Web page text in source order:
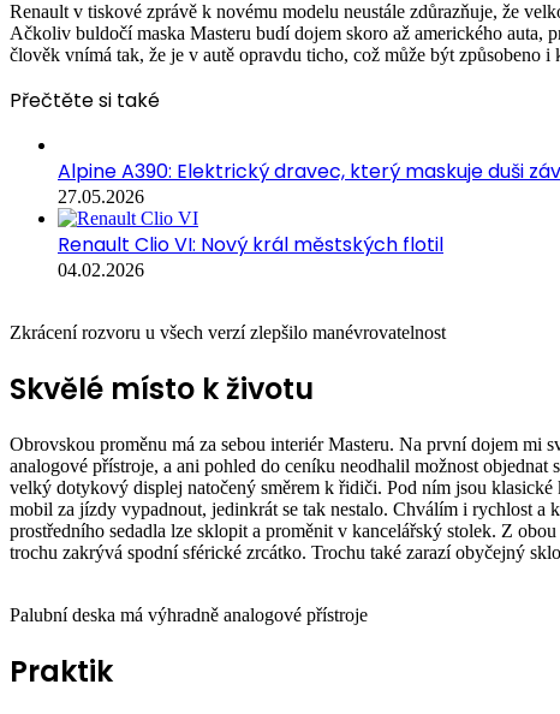
Renault v tiskové zprávě k novému modelu neustále zdůrazňuje, že
Ačkoliv buldočí maska Masteru budí dojem skoro až amerického auta,
člověk vnímá tak, že je v autě opravdu ticho, což může být způsobeno
Přečtěte si také
Alpine A390: Elektrický dravec, který maskuje duši
27.05.2026
Renault Clio VI: Nový král městských flotil
04.02.2026
Zkrácení rozvoru u všech verzí zlepšilo manévrovatelnost
Skvělé místo k životu
Obrovskou proměnu má za sebou interiér Masteru. Na první dojem mi
analogové přístroje, a ani pohled do ceníku neodhalil možnost
velký dotykový displej natočený směrem k řidiči. Pod ním jsou
mobil za jízdy vypadnout, jedinkrát se tak nestalo. Chválím i rychlost
prostředního sedadla lze sklopit a proměnit v kancelářský stolek. Z
trochu zakrývá spodní sférické zrcátko. Trochu také zarazí obyčejný
Palubní deska má výhradně analogové přístroje
Praktik